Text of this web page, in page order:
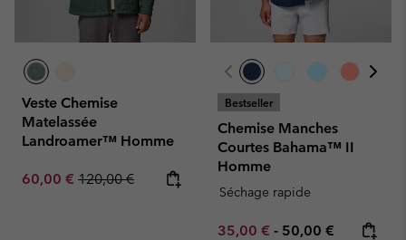
Veste Chemise
Matelassée
Landroamer™ Homme
Sale price:
60,00 € Regular price:
120,00 €
Bestseller
Chemise Manches
Courtes Bahama™ II
Homme
Séchage rapide
Minimum sale price:
35,00 € - Maximum price:
50,00 €